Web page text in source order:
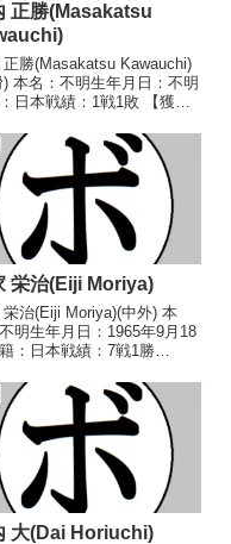
正勝(Masakatsu
正勝(Masakatsu Kawauchi)
) 本名：不明生年月日：不明
日本戦績：1戦1敗 【獲得
01/10 ●3RKO 浜田 英治
補足情報】・BoxRecには
情報の掲載がな...
栄治(Eiji Moriya)
治(Eiji Moriya)(中外) 本
明生年月日：1965年9月18
：日本戦績：7戦1勝
戦歴】1983/12/16 △4R判
点不明) 中迫 勉(三和ツ
0...
大(Dai Horiuchi)